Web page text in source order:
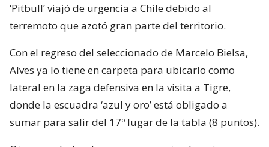
‘Pitbull’ viajó de urgencia a Chile debido al
terremoto que azotó gran parte del territorio.
Con el regreso del seleccionado de Marcelo Bielsa,
Alves ya lo tiene en carpeta para ubicarlo como
lateral en la zaga defensiva en la visita a Tigre,
donde la escuadra ‘azul y oro’ está obligado a
sumar para salir del 17º lugar de la tabla (8 puntos).